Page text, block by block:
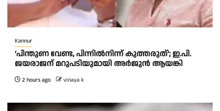
Kannur
‘പിന്തുണ വേണ്ട, പിന്നിൽനിന്ന് കുത്തരുത്’; ഇ.പി.
ജയരാജന് മറുപടിയുമായി അർജുൻ ആയങ്കി
2 hours ago vinaya k